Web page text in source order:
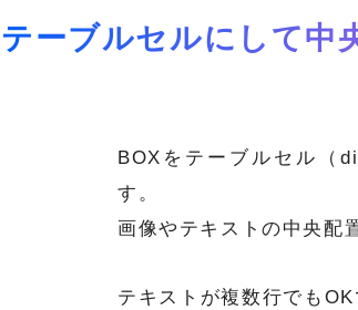
テーブルセルにして中
BOXをテーブルセル（
す。
画像やテキストの中央配
テキストが複数行でも